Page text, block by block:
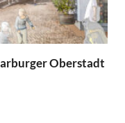
Oberstadt